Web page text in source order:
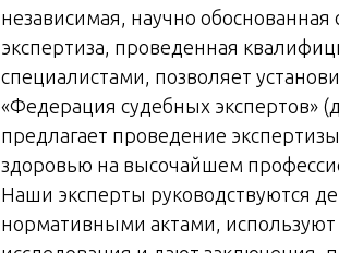
независимая, научно
экспертиза, проведенная
специалистами, позволяет
«Федерация судебных экспертов»
предлагает проведение
здоровью на высочайшем
Наши эксперты руководствуются
нормативными актами,